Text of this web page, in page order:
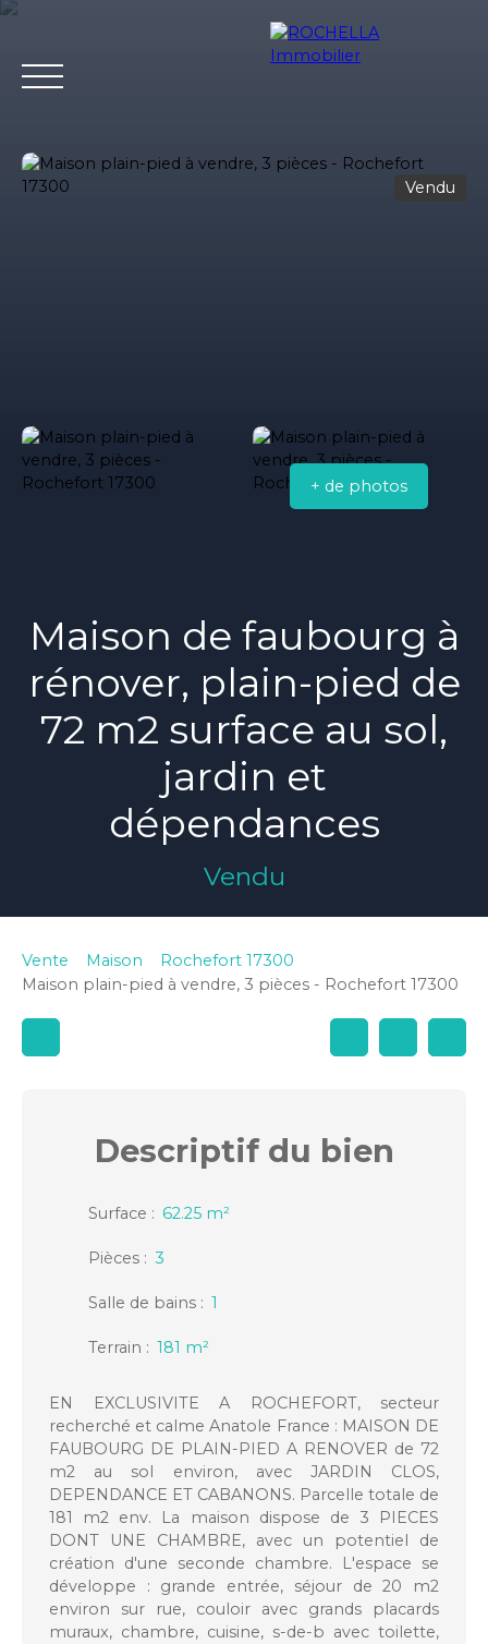
Estimation
Vendu
+ de photos
Maison de faubourg à
rénover, plain-pied de
72 m2 surface au sol,
jardin et
dépendances
Vendu
Vente Maison
Rochefort 17300
Maison plain-pied à vendre, 3 pièces - Rochefort 17300
Descriptifdu bien
Surface : 62.25 m²
Pièces : 3
Salle de bains : 1
Terrain : 181 m²
EN EXCLUSIVITE A ROCHEFORT, secteur
recherché et calme Anatole France : MAISON DE
FAUBOURG DE PLAIN-PIED A RENOVER de 72
m2 au sol environ, avec JARDIN CLOS,
DEPENDANCE ET CABANONS. Parcelle totale de
181 m2 env. La maison dispose de 3 PIECES
DONT UNE CHAMBRE, avec un potentiel de
création d'une seconde chambre. L'espace se
développe : grande entrée, séjour de 20 m2
environ sur rue, couloir avec grands placards
muraux, chambre, cuisine, s-de-b avec toilette,